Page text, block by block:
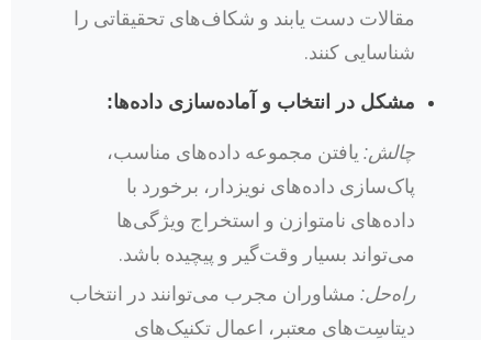
مقالات دست یابند و شکاف‌های تحقیقاتی را
شناسایی کنند.
مشکل در انتخاب و آماده‌سازی داده‌ها:
چالش: یافتن مجموعه داده‌های مناسب،
پاک‌سازی داده‌های نویزدار، برخورد با
داده‌های نامتوازن و استخراج ویژگی‌ها
می‌تواند بسیار وقت‌گیر و پیچیده باشد.
راه‌حل: مشاوران مجرب می‌توانند در انتخاب
دیتاسِت‌های معتبر، اعمال تکنیک‌های